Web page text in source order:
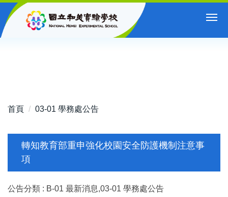
跳
到
首頁 03-01 學務處公告
轉知教育部重申強化校園安全防護機制注意事
項
公告分類 : B-01 最新消息,03-01 學務處公告